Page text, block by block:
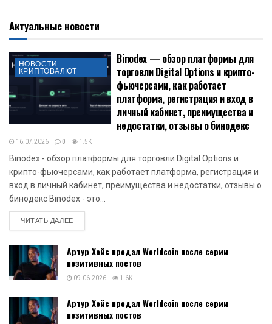
Актуальные новости
НОВОСТИ
КРИПТОВАЛЮТ
Binodex — обзор платформы для
торговли Digital Options и крипто-
фьючерсами, как работает
платформа, регистрация и вход в
личный кабинет, преимущества и
недостатки, отзывы о бинодекс
16.07.2026 0 1.5K
Binodex - обзор платформы для торговли Digital Options и
крипто-фьючерсами, как работает платформа, регистрация и
вход в личный кабинет, преимущества и недостатки, отзывы о
бинодекс Binodex - это...
ЧИТАТЬ ДАЛЕЕDETAILS
Артур Хейс продал Worldcoin после серии
позитивных постов
09.06.2026 1.6K
Артур Хейс продал Worldcoin после серии
позитивных постов